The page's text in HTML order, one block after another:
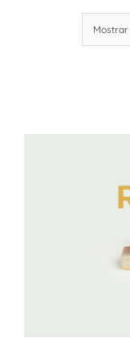
Mostrar